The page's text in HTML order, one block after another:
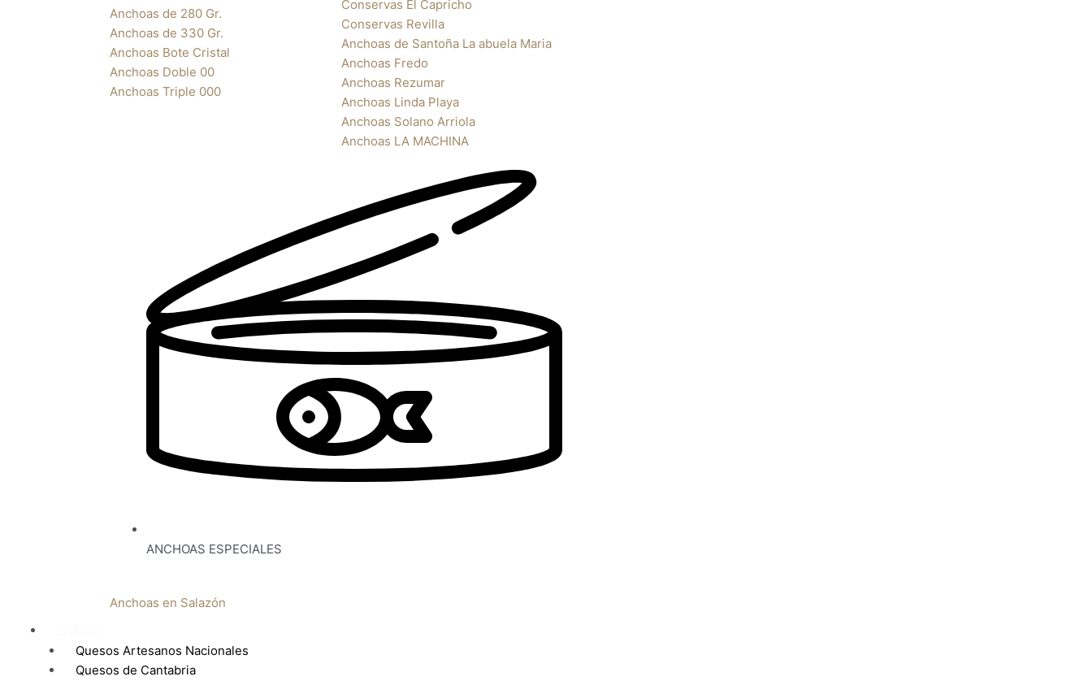
Anchoas de 280 Gr.
Anchoas de 330 Gr.
Anchoas Bote Cristal
Anchoas Doble 00
Anchoas Triple 000
ANCHOAS ESPECIALES
Anchoas en Salazón
Conservas El Capricho
Conservas Revilla
Anchoas de Santoña La abuela Maria
Anchoas Fredo
Anchoas Rezumar
Anchoas Linda Playa
Anchoas Solano Arriola
Anchoas LA MACHINA
Quesos Artesanos Nacionales
Quesos de Cantabria